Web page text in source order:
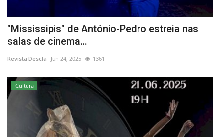
"Mississipis" de António-Pedro estreia nas
salas de cinema...
Revista Descla Jun 24, 2025 1361
Cultura